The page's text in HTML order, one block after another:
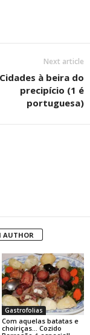
Next article
à beira do
precipício (1 é
portuguesa)
AUTHOR
Gastrofolias
Com aquelas batatas e
choiriças… Cozido